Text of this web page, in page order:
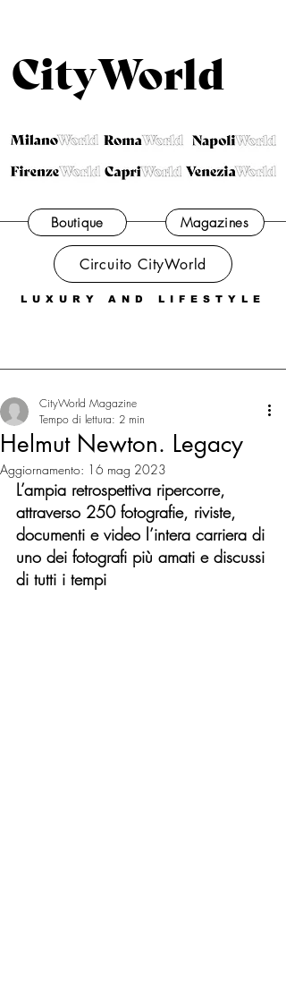
CityWorld
LUXURY AND LIFESTYLE
Magazines
Boutique
Circuito CityWorld
Helmut Newton. Legacy
CityWorld Magazine
Tempo di lettura: 2 min
Aggiornamento: 16 mag 2023
L’ampia retrospettiva ripercorre,
attraverso 250 fotografie, riviste,
documenti e video l’intera carriera di
uno dei fotografi più amati e discussi
di tutti i tempi